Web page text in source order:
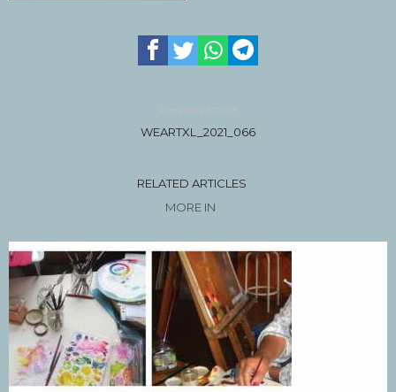
Previous article
WEARTXL_2021_066
RELATED ARTICLES
MORE IN